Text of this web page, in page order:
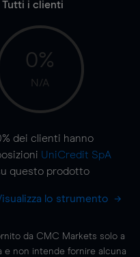
Tutti i clienti
0%
N/A
dei clienti hanno
UniCredit SpA
questo prodotto
lo strumento
da CMC Markets solo a
e non intende fornire alcuna